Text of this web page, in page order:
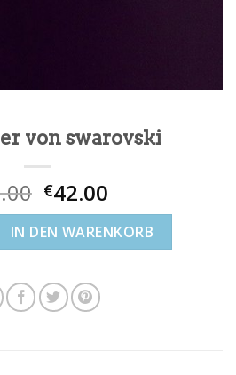
von swarovski
€42.00
swarovski Menge
IN DEN WARENKORB